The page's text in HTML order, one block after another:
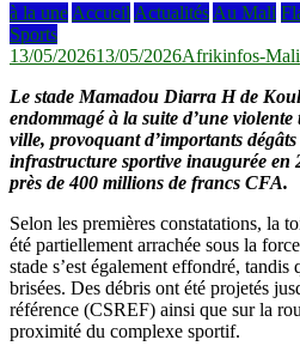
à la une Accueil Actualités Au Mali
Sports
13/05/202613/05/2026Afrikinfos-Mali
Le stade Mamadou Diarra H de
endommagé à la suite d’une
ville, provoquant d’importants
infrastructure sportive inaugurée en
près de 400 millions de francs CFA.
Selon les premières constatations, la
été partiellement arrachée sous la
stade s’est également effondré,
brisées. Des débris ont été projetés
référence (CSREF) ainsi que sur la
proximité du complexe sportif.